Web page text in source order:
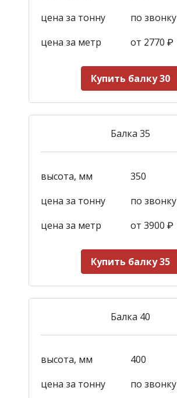
цена за тонну
по звонку
цена за метр
от 2770 ₽
Купить балку 30
Балка 35
высота, мм
350
цена за тонну
по звонку
цена за метр
от 3900 ₽
Купить балку 35
Балка 40
высота, мм
400
цена за тонну
по звонку